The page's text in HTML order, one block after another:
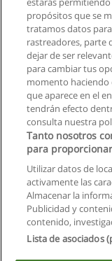
propósitos que se
tratamos datos
rastreadores, parte
dejar de ser
para cambiar tus
momento haciendo
que aparece en el
tendrán efecto
consulta nuestra
Tanto nosotros
para
Utilizar datos de
activamente las
Almacenar la
Publicidad y
contenido,
Lista de asociados